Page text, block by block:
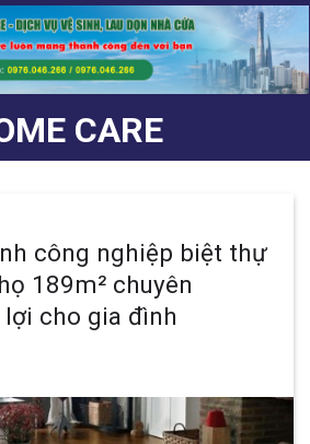
CARE
công nghiệp biệt thự
189m² chuyên
cho gia đình